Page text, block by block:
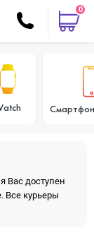
0
Вас доступен
Все курьеры